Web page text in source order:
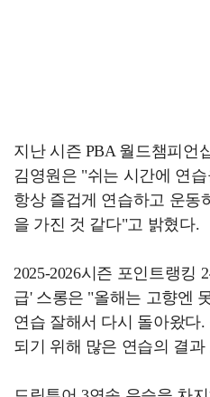
지난 시즌 PBA 월드챔피언
김영원은 "쉬는 시간에 연
항상 즐겁게 연습하고 운동
을 가진 것 같다"고 밝혔다.
2025-2026시즌 포인트랭킹
급' 스롱은 "올해는 고향엔
연습 잘해서 다시 돌아왔다
되기 위해 많은 연습의 결